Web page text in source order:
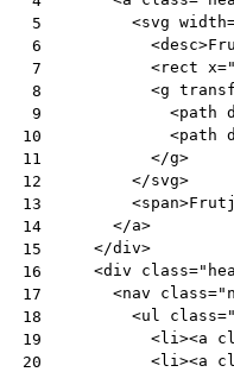
5
6
7
8
9
10
11
12
13
14
15
16
17
18
19
20
<svg width
<desc>
<rect x=
<g
<path d
<path d
</g>
</svg>
<span>
</a>
</div>
<div class=
<nav class=
<ul class=
<li><a
<li><a